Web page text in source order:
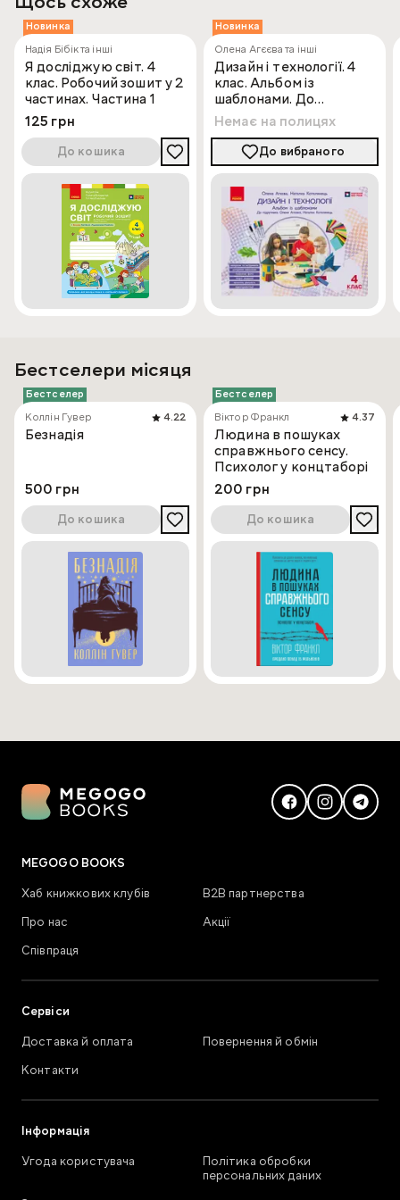
Призначено для учнів і учениць 4 класу закладів
загальної середньої освіти та вчителів і вчительок
початкових класів.
Новинка
Надія Бібік та інші
Я досліджую світ. 4
клас. Робочий зошит у 2
частинах. Частина 1
125 грн
До кошика
Новинка
Олена Агєєва та інші
Дизайн і технології. 4
клас. Альбом із
шаблонами. До
підручника О. Агєєвої,
Н. Котелянець
Немає на полицях
До вибраного
Бестселери місяця
Бестселер
Коллін Гувер
4.22
Безнадія
500 грн
До кошика
Бестселер
Віктор Франкл
4.37
Людина в пошуках
справжнього сенсу.
Психолог у концтаборі
200 грн
До кошика
MEGOGO BOOKS
Хаб книжкових клубів
В2В партнерства
Про нас
Акції
Співпраця
Сервіси
Доставка й оплата
Повернення й обмін
Контакти
Інформація
Угода користувача
Політика обробки
персональних даних